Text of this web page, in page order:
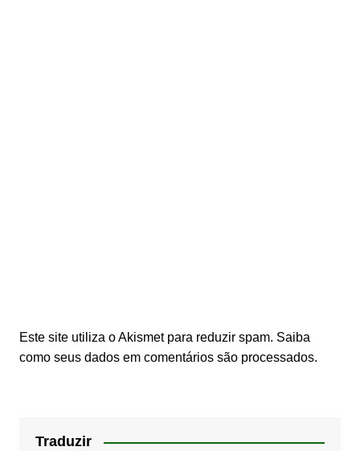
Este site utiliza o Akismet para reduzir spam. Saiba
como seus dados em comentários são processados.
Traduzir